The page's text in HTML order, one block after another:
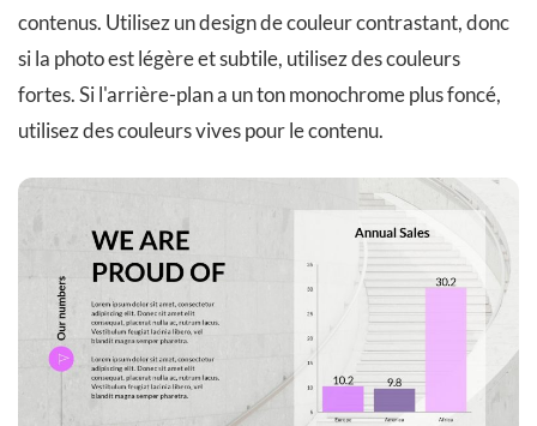
contenus. Utilisez un design de couleur contrastant, donc
si la photo est légère et subtile, utilisez des couleurs
fortes. Si l'arrière-plan a un ton monochrome plus foncé,
utilisez des couleurs vives pour le contenu.